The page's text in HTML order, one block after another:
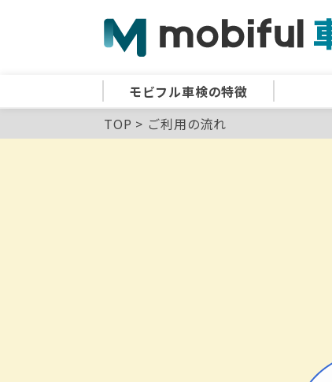
モビフル車検の特徴
TOP
ご利用の流れ